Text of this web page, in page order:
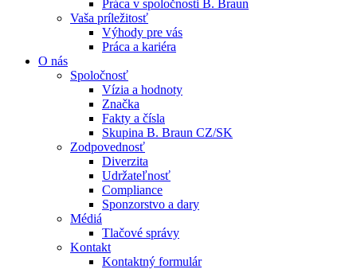
Práca v spoločnosti B. Braun
Vaša príležitosť
Výhody pre vás
Práca a kariéra
O nás
Spoločnosť
Vízia a hodnoty
Značka
Fakty a čísla
Skupina B. Braun CZ/SK
Zodpovednosť
Diverzita
Udržateľnosť
Compliance
Sponzorstvo a dary
Médiá
Tlačové správy
Kontakt
Kontaktný formulár